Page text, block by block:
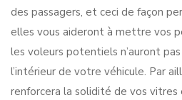
des passagers, et ceci de façon
elles vous aideront à mettre vos
les voleurs potentiels n’auront
l’intérieur de votre véhicule. Par
renforcera la solidité de vos vitres